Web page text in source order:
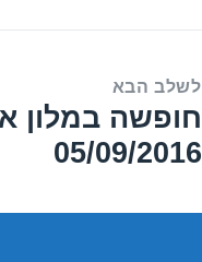
לשלב הבא
הפוסט
הבא:
חופשה במלון
05/09/2016